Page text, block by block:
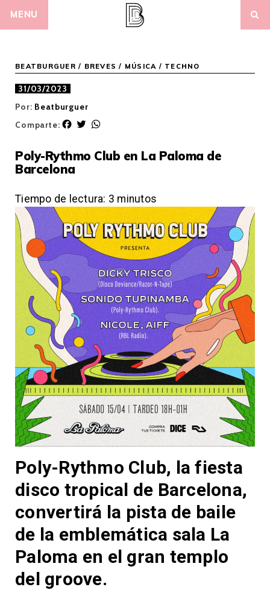
MENU
BEATBURGUER / BREVES / MÚSICA / TECHNO
31/03/2023
Por: Beatburguer
Comparte:
F
e
b
o
k
T
t
r
t
p
p
Poly-Rythmo Club en La Paloma de
Barcelona
Tiempo de lectura: 3 minutos
Poly-Rythmo Club, la fiesta
disco tropical de Barcelona,
convertirá la pista de baile
de la emblemática sala La
Paloma en el gran templo
del groove.